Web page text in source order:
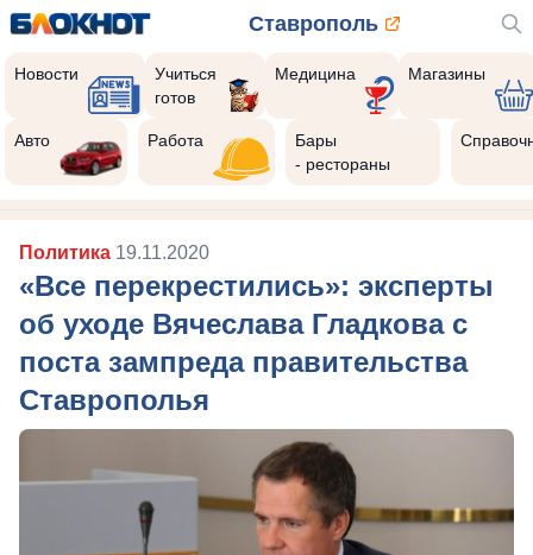
Ставрополь
Новости
Учиться
готов
Медицина Магазины
Авто Работа
Бары
- рестораны
Политика 19.11.2020
«Все перекрестились»: эксперты
об уходе Вячеслава Гладкова с
поста зампреда правительства
Ставрополья